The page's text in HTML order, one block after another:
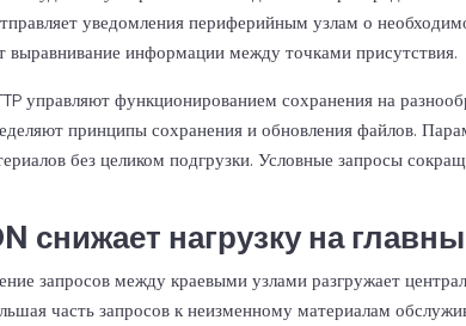
уведомления периферийным узлам о
выравнивание информации между точками присутствия.
управляют функционированием сохранения на
принципы сохранения и обновления файлов.
без целиком подгрузки. Условные запросы
снижает нагрузку на
запросов между краевыми узлами разгружает
часть запросов к неизменному материалам